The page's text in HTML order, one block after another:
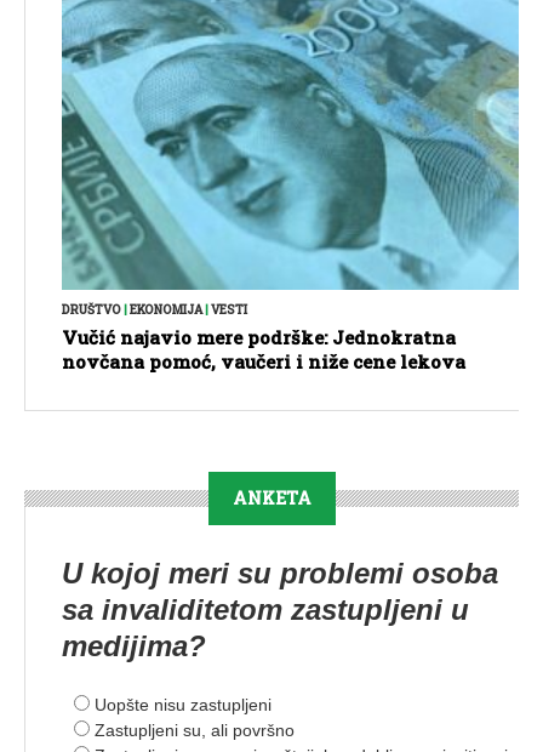
DRUŠTVO EKONOMIJA| VESTI
Vučić najavio mere podrške: Jednokratna
novčana pomoć, vaučeri i niže cene lekova
ANKETA
U kojoj meri su problemi osoba
sa invaliditetom zastupljeni u
medijima?
Uopšte nisu zastupljeni
Zastupljeni su, ali površno